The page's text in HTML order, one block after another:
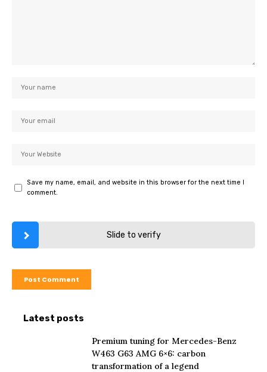
Save my name, email, and website in this browser for the next time I
comment.
Slide to verify
Latest posts
Premium tuning for Mercedes-Benz
W463 G63 AMG 6×6: carbon
transformation of a legend